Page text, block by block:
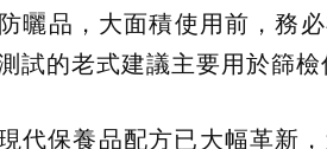
曬品，大面積使用前，務
試的老式建議主要用於篩檢
代保養品配方已大幅革新